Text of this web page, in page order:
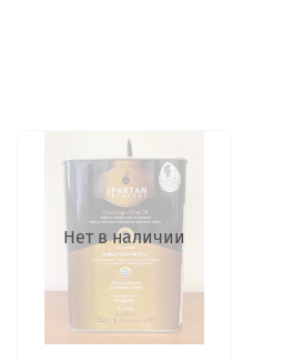
Нет в наличии